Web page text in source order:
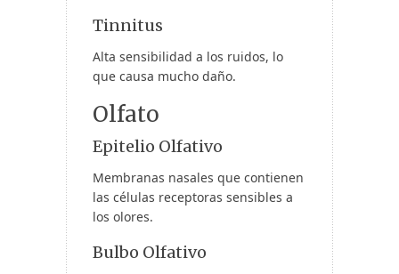
Tinnitus
Alta sensibilidad a los ruidos, lo
que causa mucho daño.
Olfato
Epitelio Olfativo
Membranas nasales que contienen
las células receptoras sensibles a
los olores.
Bulbo Olfativo